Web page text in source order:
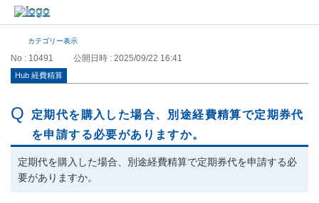
カテゴリー表示
No : 10491 公開日時 : 2025/09/22 16:41
Hub 経費精算
定期代を購入した場合、別途経費精算で定期券代
を申請する必要がありますか。
定期代を購入した場合、別途経費精算で定期券代を申請する必
要がありますか。